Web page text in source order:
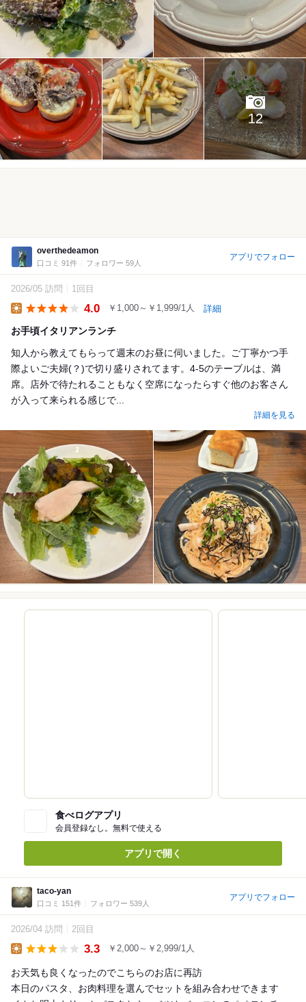
12
overthedeamon
口コミ 91件 フォロワー 59人
アプリでフォロー
2026/05 訪問 1回目
4.0 ￥1,000～￥1,999/1人 詳細
お手頃イタリアンランチ
知人から教えてもらって週末のお昼に伺いました。ご丁寧かつ手
際よいご夫婦(？)で切り盛りされてます。4-5のテーブルは、満
席。店外で待たれることもなく空席になったらすぐ他のお客さん
が入って来られる感じで...
詳細を見る
食べログアプリ
会員登録なし。無料で使える
アプリで開く
taco-yan
口コミ 151件 フォロワー 539人
アプリでフォロー
2026/04 訪問 2回目
3.3 ￥2,000～￥2,999/1人
お天気も良くなったのでこちらのお店に再訪
本日のパスタ、お肉料理を選んでセットを組み合わせできます